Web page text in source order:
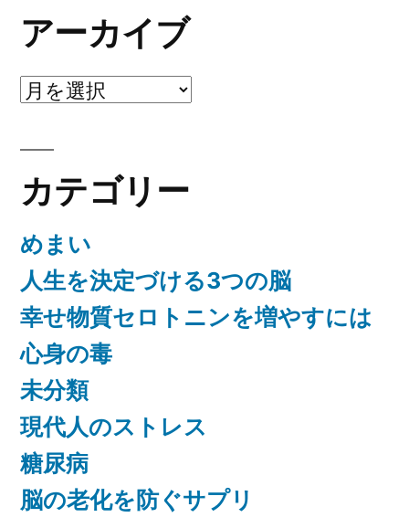
アーカイブ
ア
イ
ブ
カテゴリー
めまい
人生を決定づける3つの脳
幸せ物質セロトニンを増やすには
心身の毒
未分類
現代人のストレス
糖尿病
脳の老化を防ぐサプリ